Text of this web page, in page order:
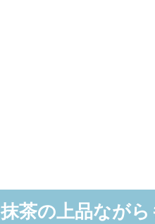
抹茶の上品なが